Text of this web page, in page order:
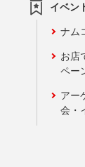
イベン
ナム
お店
ペー
アー
会・